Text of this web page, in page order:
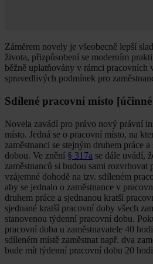
Záměrem novely je všeobecně lepší
života, přizpůsobení se moderním
běžně uplatňovány v rámci pracovních
spravedlivých podmínek pro
Sdílené pracovní místo
Novela zavádí pro právo nový právní
místo. Jedná se o pracovní místo, na
zaměstnanci se stejným druhem práce
dobou. Ve znění § 317a se dále uvádí,
zaměstnanců si budou sami rozvrhovat
vzájemné dohodě na tzv. sdíleném
aby se jednalo o zaměstnance v
druhem práce a sjednanou kratší
sjednané kratší pracovní doby všech
stanovenou týdenní pracovní dobu.
pracovní doba u zaměstnavatele 40
sdíleném místě zaměstnat např. dva
bude mít týdenní pracovní dobu 20